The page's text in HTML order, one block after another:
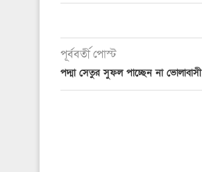
পূর্ববর্তী পোস্ট
পদ্মা সেতুর সুফল পাচ্ছেন না ভোলাবাসী